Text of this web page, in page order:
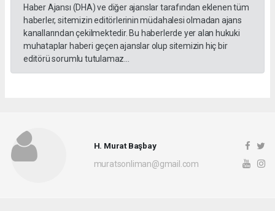
Haber Ajansı (DHA) ve diğer ajanslar tarafından eklenen tüm
haberler, sitemizin editörlerinin müdahalesi olmadan ajans
kanallarından çekilmektedir. Bu haberlerde yer alan hukuki
muhataplar haberi geçen ajanslar olup sitemizin hiç bir
editörü sorumlu tutulamaz...
H. Murat Başbay
muratsonliman@gmail.com